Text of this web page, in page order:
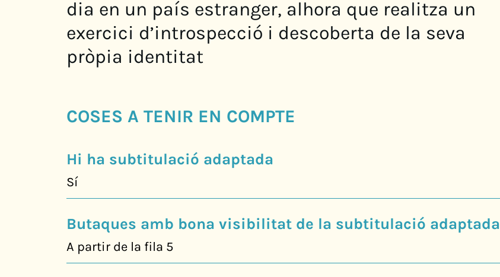
dia en un país estranger, alhora que realitza un
exercici d’introspecció i descoberta de la seva
pròpia identitat
COSES A TENIR EN COMPTE
Hi ha subtitulació adaptada
Sí
Butaques amb bona visibilitat de la subtitulació adaptada
A partir de la fila 5